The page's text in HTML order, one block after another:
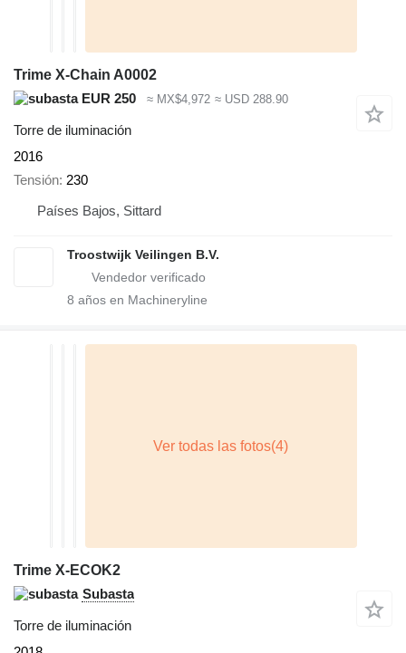
Trime X-Chain A0002
EUR 250
≈ MX$4,972 ≈ USD 288.90
Torre de iluminación
2016
Tensión 230
Países Bajos, Sittard
Troostwijk Veilingen B.V.
8 años en Machineryline
Trime X-ECOK2
Subasta
Torre de iluminación